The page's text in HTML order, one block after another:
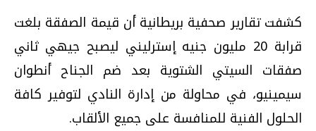
كشفت تقارير صحفية بريطانية أن قيمة الصفقة بلغت
قرابة 20 مليون جنيه إسترليني ليصبح جيهي ثاني
صفقات السيتي الشتوية بعد ضم الجناح أنطوان
سيمينيو، في محاولة من إدارة النادي لتوفير كافة
الحلول الفنية للمنافسة على جميع الألقاب.